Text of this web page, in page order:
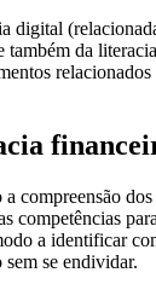
digital
também da
compreensão
competências
a identificar
se endividar.